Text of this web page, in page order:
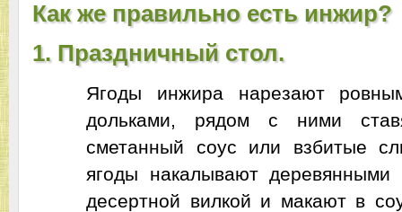
Как же правильно есть инжир?
1. Праздничный стол.
Ягоды инжира нарезают
дольками, рядом с ними
сметанный соус или взбитые
ягоды накалывают
десертной вилкой и макают в